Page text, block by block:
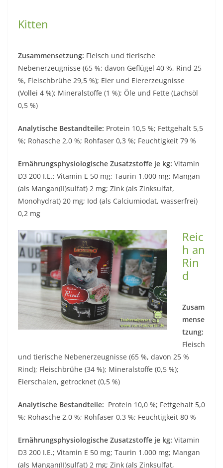
Kitten
Zusammensetzung: Fleisch und tierische
Nebenerzeugnisse (65 %; davon Geflügel 40 %, Rind 25
%, Fleischbrühe 29,5 %); Eier und Eiererzeugnisse
(Vollei 4 %); Mineralstoffe (1 %); Öle und Fette (Lachsöl
0,5 %)
Analytische Bestandteile: Protein 10,5 %; Fettgehalt 5,5
%; Rohasche 2,0 %; Rohfaser 0,3 %; Feuchtigkeit 79 %
Ernährungsphysiologische Zusatzstoffe je kg: Vitamin
D3 200 I.E.; Vitamin E 50 mg; Taurin 1.000 mg; Mangan
(als Mangan(II)sulfat) 2 mg; Zink (als Zinksulfat,
Monohydrat) 20 mg; Iod (als Calciumiodat, wasserfrei)
0,2 mg
Reic
h an
Rin
d
Zusam
mense
tzung:
Fleisch
und tierische Nebenerzeugnisse (65 %, davon 25 %
Rind); Fleischbrühe (34 %); Mineralstoffe (0,5 %);
Eierschalen, getrocknet (0,5 %)
Analytische Bestandteile: Protein 10,0 %; Fettgehalt 5,0
%; Rohasche 2,0 %; Rohfaser 0,3 %; Feuchtigkeit 80 %
Ernährungsphysiologische Zusatzstoffe je kg: Vitamin
D3 200 I.E.; Vitamin E 50 mg; Taurin 1.000 mg; Mangan
(als Mangan(II)sulfat) 2 mg; Zink (als Zinksulfat,